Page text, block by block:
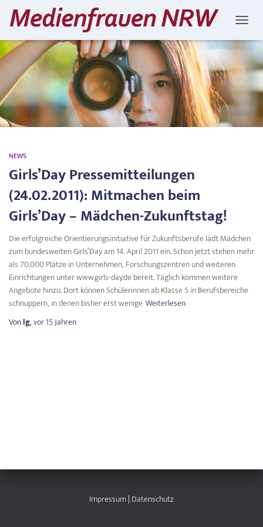
Orientierungsinitiative
NEWS
Girls’Day Pressemitteilungen
(24.02.2011): Mitmachen beim
Girls’Day – Mädchen-Zukunftstag!
Die erfolgreiche Orientierungsinitiative für Zukunftsberufe lädt Mädchen
zum bundesweiten Girls’Day am 14. April 2011 ein. Schon jetzt stehen mehr
als 70.000 Plätze in Unternehmen, Forschungszentren und weiteren
Einrichtungen unter www.girls-day.de bereit. Täglich kommen weitere
Angebote hinzu. Dort können Schülerinnen ab Klasse 5 in Berufsbereiche
schnuppern, in denen bisher erst wenige Weiterlesen
Vonlg,vor15 Jahren
Impressum| Datenschutz